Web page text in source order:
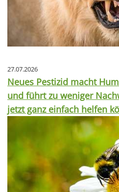
27.07.2026
Neues Pestizid macht
und führt zu weniger
jetzt ganz einfach helfen